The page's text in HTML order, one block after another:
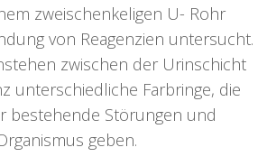
zweischenkeligen U- Rohr
von Reagenzien untersucht.
zwischen der Urinschicht
unterschiedliche Farbringe, die
bestehende Störungen und
geben.